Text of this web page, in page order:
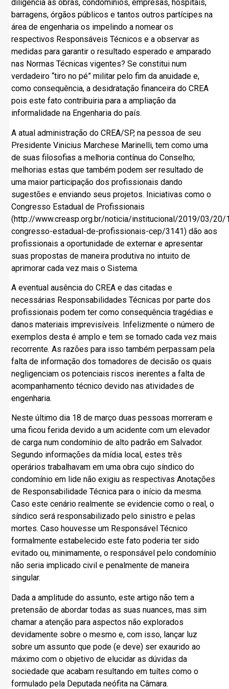
diligencia as obras, condomínios, empresas, hospitais,
barragens, órgãos públicos e tantos outros partícipes na
área de engenharia os impelindo a nomear os
respectivos Responsáveis Técnicos e a observar as
medidas para garantir o resultado esperado e amparado
nas Normas Técnicas vigentes? Se constitui num
verdadeiro “tiro no pé” militar pelo fim da anuidade e,
como consequência, a desidratação financeira do CREA
pois este fato contribuiria para a ampliação da
informalidade na Engenharia do país.
A atual administração do CREA/SP, na pessoa de seu
Presidente Vinicius Marchese Marinelli, tem como uma
de suas filosofias a melhoria contínua do Conselho;
melhorias estas que também podem ser resultado de
uma maior participação dos profissionais dando
sugestões e enviando seus projetos. Iniciativas como o
Congresso Estadual de Profissionais
(http://www.creasp.org.br/noticia/institucional/2019/03/20/
congresso-estadual-de-profissionais-cep/3141) dão aos
profissionais a oportunidade de externar e apresentar
suas propostas de maneira produtiva no intuito de
aprimorar cada vez mais o Sistema.
A eventual ausência do CREA e das citadas e
necessárias Responsabilidades Técnicas por parte dos
profissionais podem ter como consequência tragédias e
danos materiais imprevisíveis. Infelizmente o número de
exemplos desta é amplo e tem se tornado cada vez mais
recorrente. As razões para isso também perpassam pela
falta de informação dos tomadores de decisão os quais
negligenciam os potenciais riscos inerentes a falta de
acompanhamento técnico devido nas atividades de
engenharia.
Neste último dia 18 de março duas pessoas morreram e
uma ficou ferida devido a um acidente com um elevador
de carga num condomínio de alto padrão em Salvador.
Segundo informações da mídia local, estes três
operários trabalhavam em uma obra cujo síndico do
condomínio em lide não exigiu as respectivas Anotações
de Responsabilidade Técnica para o início da mesma.
Caso este cenário realmente se evidencie como o real, o
síndico será responsabilizado pelo sinistro e pelas
mortes. Caso houvesse um Responsável Técnico
formalmente estabelecido este fato poderia ter sido
evitado ou, minimamente, o responsável pelo condomínio
não seria implicado civil e penalmente de maneira
singular.
Dada a amplitude do assunto, este artigo não tem a
pretensão de abordar todas as suas nuances, mas sim
chamar a atenção para aspectos não explorados
devidamente sobre o mesmo e, com isso, lançar luz
sobre um assunto que pode (e deve) ser exaurido ao
máximo com o objetivo de elucidar as dúvidas da
sociedade que acabam resultando em tuítes como o
formulado pela Deputada neófita na Câmara.